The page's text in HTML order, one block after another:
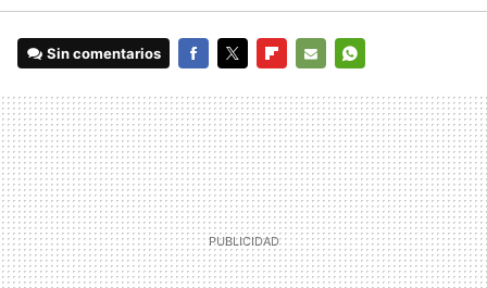
Sin comentarios
MAIL